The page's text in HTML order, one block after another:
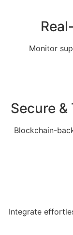
Monitor
Secure
Blockchain-
Integrate